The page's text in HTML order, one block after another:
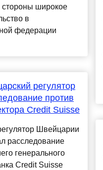
стороны широкое
в
федерации
регулятор
против
Credit Suisse
Швейцарии
расследование
генерального
Credit Suisse